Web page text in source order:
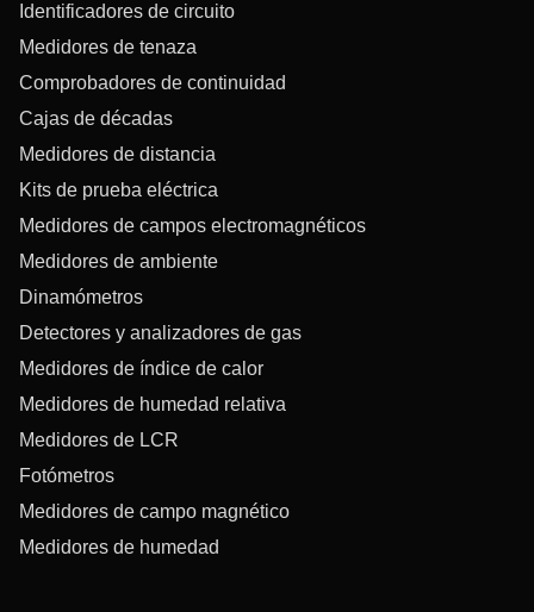
Identificadores de circuito
Medidores de tenaza
Comprobadores de continuidad
Cajas de décadas
Medidores de distancia
Kits de prueba eléctrica
Medidores de campos electromagnéticos
Medidores de ambiente
Dinamómetros
Detectores y analizadores de gas
Medidores de índice de calor
Medidores de humedad relativa
Medidores de LCR
Fotómetros
Medidores de campo magnético
Medidores de humedad